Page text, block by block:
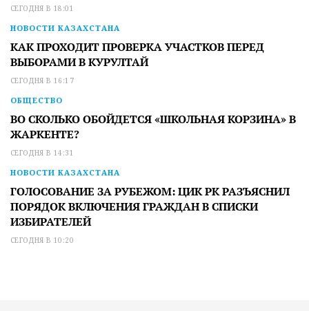
СЕГОДНЯ В 18:01
НОВОСТИ КАЗАХСТАНА
КАК ПРОХОДИТ ПРОВЕРКА УЧАСТКОВ ПЕРЕД
ВЫБОРАМИ В КУРУЛТАЙ
СЕГОДНЯ В 16:17
ОБЩЕСТВО
ВО СКОЛЬКО ОБОЙДЕТСЯ «ШКОЛЬНАЯ КОРЗИНА» В
ЖАРКЕНТЕ?
СЕГОДНЯ В 14:31
НОВОСТИ КАЗАХСТАНА
ГОЛОСОВАНИЕ ЗА РУБЕЖОМ: ЦИК РК РАЗЪЯСНИЛ
ПОРЯДОК ВКЛЮЧЕНИЯ ГРАЖДАН В СПИСКИ
ИЗБИРАТЕЛЕЙ
СЕГОДНЯ В 10:20